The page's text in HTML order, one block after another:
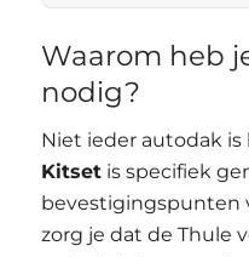
Waarom heb
nodig?
Niet ieder autodak
Kitset is specifiek
bevestigingspunten
zorg je dat de Thule